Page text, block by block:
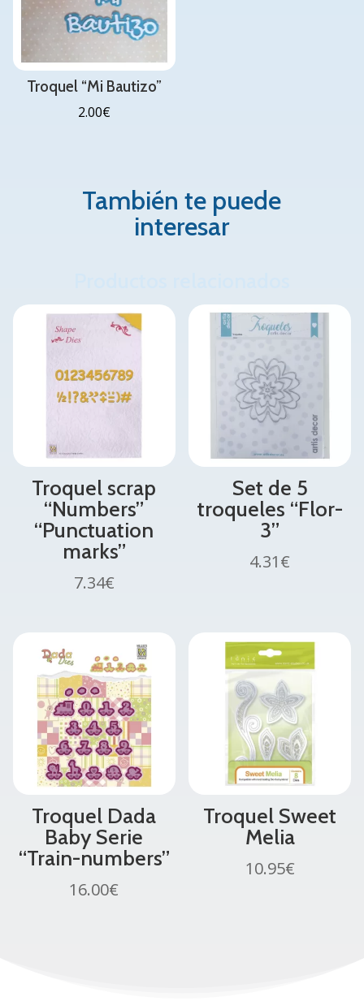
Troquel “Mi Bautizo”
2.00€
También te puede
interesar
Troquel scrap
“Numbers”
“Punctuation
marks”
7.34€
Set de 5
troqueles “Flor-
3”
4.31€
Troquel Dada
Baby Serie
“Train-numbers”
16.00€
Troquel Sweet
Melia
10.95€